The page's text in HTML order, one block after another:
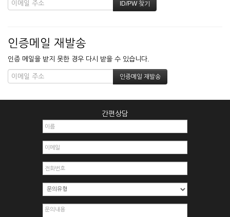
인증메일 재발송
인증 메일을 받지 못한 경우 다시 받을 수 있습니다.
간편상담